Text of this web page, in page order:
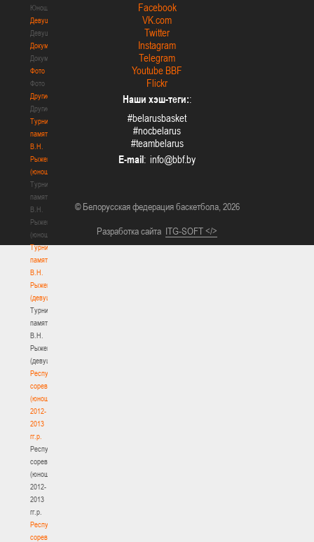
Юноши
Девушки
Девушки
Документы
Документы
Фото
Фото
Другие
Другие
Турнир
памяти
В.Н.
Рыженкова
(юноши)
Турнир
памяти
В.Н.
Рыженкова
(юноши)
Турнир
памяти
В.Н.
Рыженкова
(девушки)
Турнир
памяти
В.Н.
Рыженкова
(девушки)
Республиканские
соревнования
(юноши)
2012-
2013
гг.р.
Республиканские
соревнования
(юноши)
2012-
2013
гг.р.
Республиканские
соревнования
Facebook
VK.com
Twitter
Instagram
Telegram
Youtube BBF
Flickr
Наши хэш-теги::
#belarusbasket
#nocbelarus
#teambelarus
E-mail:
© Белорусская федерация баскетбола, 2026
Разработка сайта ITG-SOFT </>